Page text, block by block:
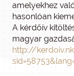
amelyekhez
hasonlóan
A kérdőív
magyar
http://